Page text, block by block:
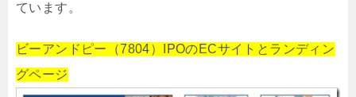
ています。
ビーアンドピー（7804）IPOのECサイトとランディン
グページ